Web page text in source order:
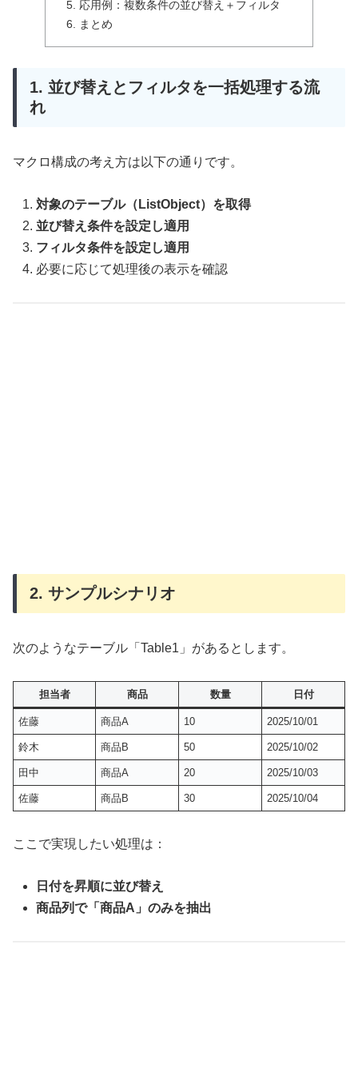
5. 応用例：複数条件の並び替え＋フィルタ
6. まとめ
1. 並び替えとフィルタを一括処理する流
れ
マクロ構成の考え方は以下の通りです。
対象のテーブル（ListObject）を取得
並び替え条件を設定し適用
フィルタ条件を設定し適用
必要に応じて処理後の表示を確認
2. サンプルシナリオ
次のようなテーブル「Table1」があるとします。
担当者 商品 数量 日付
佐藤 商品A 10 2025/10/01
鈴木 商品B 50 2025/10/02
田中 商品A 20 2025/10/03
佐藤 商品B 30 2025/10/04
ここで実現したい処理は：
日付を昇順に並び替え
商品列で「商品A」のみを抽出